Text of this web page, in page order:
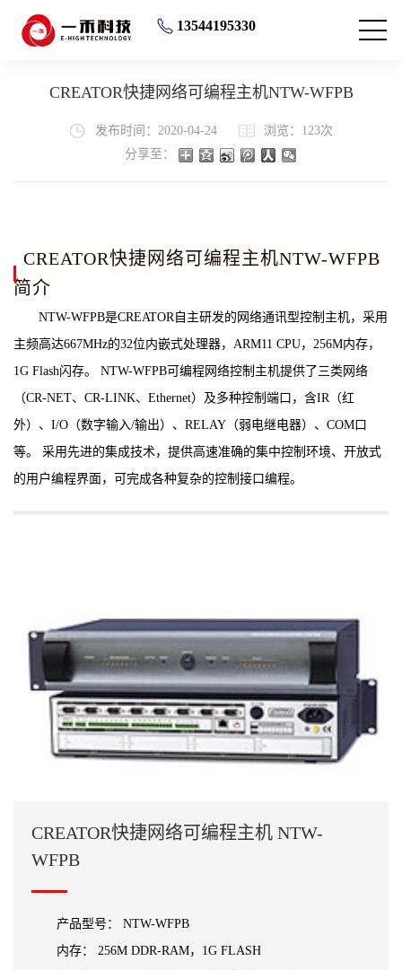
13544195330
CREATOR快捷网络可编程主机NTW-WFPB
发布时间：2020-04-24
浏览：123次
分享至：
CREATOR快捷网络可编程主机NTW-WFPB
简介
NTW-WFPB是CREATOR自主研发的网络通讯型控制主机，采用
主频高达667MHz的32位内嵌式处理器，ARM11 CPU，256M内存，
1G Flash闪存。 NTW-WFPB可编程网络控制主机提供了三类网络
（CR-NET、CR-LINK、Ethernet）及多种控制端口，含IR（红
外）、I/O（数字输入/输出）、RELAY（弱电继电器）、COM口
等。 采用先进的集成技术，提供高速准确的集中控制环境、开放式
的用户编程界面，可完成各种复杂的控制接口编程。
CREATOR快捷网络可编程主机 NTW-
WFPB
产品型号： NTW-WFPB
内存： 256M DDR-RAM，1G FLASH